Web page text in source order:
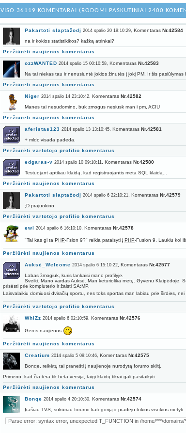
VISO 36119 KOMENTARAI (RODOMI PASKUTINIAI 2400
Pakartoti slaptažodį 2014 spalio 20 19:10:29, Komentaras Nr.42584
na ir kokios statistikikos? kažką atrinkai?
Peržiūrėti naujienos komentarus
ozzWANTED 2014 spalio 15 00:10:58, Komentaras Nr.42583
Na tai niekas tau ir nenusiuntė jokios žinutės į jokį PM. Ir šis pasiūlymas
Peržiūrėti naujienos komentarus
Niger 2014 spalio 14 23:10:42, Komentaras Nr.42582
Manes tai nesudomino, buk zmogus nesiusk man i pm, ACIU
Peržiūrėti naujienos komentarus
aferistas123 2014 spalio 13 13:10:45, Komentaras Nr.42581
+ mldc visada padeda.
Peržiūrėti vartotojo profilio komentarus
edgaras-v 2014 spalio 10 09:10:11 , Komentaras Nr.42580
Testuojant aptikau klaidą, kad registruojantis meta SQL klaidą...
Peržiūrėti naujienos komentarus
Pakartoti slaptažodį 2014 spalio 6 22:10:21 , Komentaras Nr.42579
;D prajuokino
Peržiūrėti vartotojo profilio komentarus
ewl 2014 spalio 6 16:10:10, Komentaras Nr.42578
"Tai kas gi ta PHP-Fsion 9?" reikia pataisyti į PHP-Fusion 9. Laukiu kol
Peržiūrėti naujienos komentarus
Auksė_Welcome 2014 spalio 6 15:10:22, Komentaras Nr.42577
Labas žmogiuk, kuris lankaisi mano profilyje.
Sveiki. Mano vardas Auksė. Man keturiolika metų. Gyvenu Klaipėdoje.
prisėsti prie kompiuterio ir žaisti SA:MP.
Laisvalaikiu domiuosi dviračių sportu, nes toks sportas man labiau prie širdies,
Peržiūrėti vartotojo profilio komentarus
WhiZz 2014 spalio 6 02:10:59, Komentaras Nr.42576
Geros naujienos
Peržiūrėti naujienos komentarus
Creatium 2014 spalio 5 09:10:46, Komentaras Nr.42575
Bonqe, reikėtų tai pranešti į naujienoje nurodytą forumo skiltį.
Primenu, kad čia tėra tik beta versija, taigi klaidų tikrai gali pasitaikyti.
Peržiūrėti naujienos komentarus
Bonqe 2014 spalio 4 20:10:30, Komentaras Nr.42574
Įrašiau TVS, sukūriau forumo kategoriją ir pradėjo tokius visokius mėtyti
Parse error: syntax error, unexpected T_FUNCTION in /home/***/